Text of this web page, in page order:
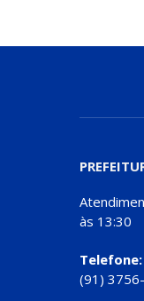
às 13:30
Telefone:
(91)